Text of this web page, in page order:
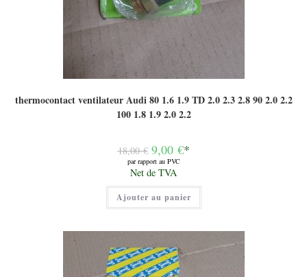
thermocontact ventilateur Audi 80 1.6 1.9 TD 2.0 2.3 2.8 90 2.0 2.2
100 1.8 1.9 2.0 2.2
18,00€ Le
prix
initial
était :
18,00 €.
9,00 €*
par rapport au PVC
Le
prix
actuel
est :
9,00 €.
Net de TVA
Ajouter au panier